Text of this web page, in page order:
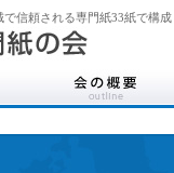
信頼される専門紙33紙で構成